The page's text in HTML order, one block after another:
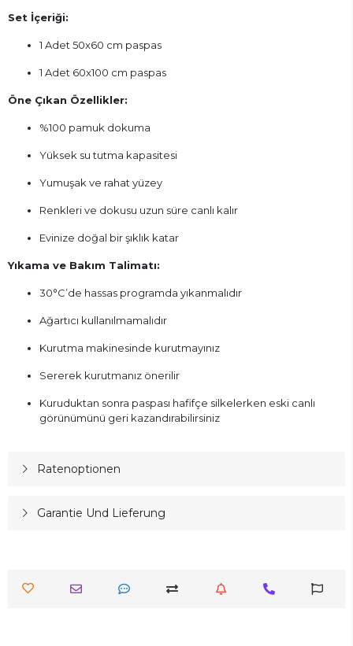
Set İçeriği:
1 Adet 50x60 cm paspas
1 Adet 60x100 cm paspas
Öne Çıkan Özellikler:
%100 pamuk dokuma
Yüksek su tutma kapasitesi
Yumuşak ve rahat yüzey
Renkleri ve dokusu uzun süre canlı kalır
Evinize doğal bir şıklık katar
Yıkama ve Bakım Talimatı:
30°C’de hassas programda yıkanmalıdır
Ağartıcı kullanılmamalıdır
Kurutma makinesinde kurutmayınız
Sererek kurutmanız önerilir
Kuruduktan sonra paspası hafifçe silkelerken eski canlı
görünümünü geri kazandırabilirsiniz
Ratenoptionen
Garantie Und Lieferung